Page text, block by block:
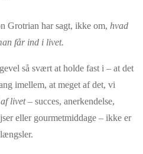
Grotrian har sagt, ikke om, hvad
får ind i livet.
så svært at holde fast i – at det
imellem, at meget af det, vi
livet– succes, anerkendelse,
eller gourmetmiddage – ikke er